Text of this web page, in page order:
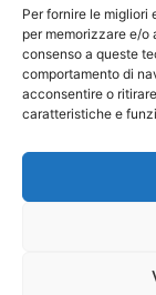
Per fornire le
per memorizzare e/o
consenso a queste
comportamento di
acconsentire o
caratteristiche e